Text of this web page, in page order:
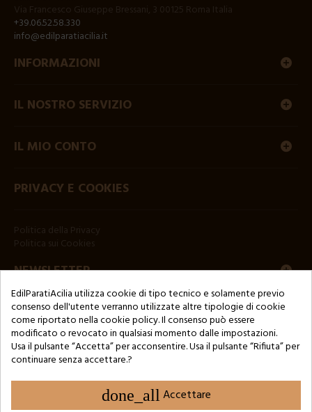
+39.06.52.58.330
info@edilparatiacilia.it
INFORMAZIONI
IL NOSTRO SERVIZIO
IL MIO CONTO
PRIVACY E COOKIES
NEWSLETTER
Copyright © 2024 by 3Enne s.r.l.s. P.IVA/C.F.: 13466181008
Numero di iscrizione REA: RM-1449325 - Registro delle Imprese di
Roma
Website Developed by M.Borzacchini - TestSide
EdilParatiAcilia utilizza cookie di tipo tecnico e solamente previo
consenso dell'utente verranno utilizzate altre tipologie di cookie
come riportato nella cookie policy. Il consenso può essere
modificato o revocato in qualsiasi momento dalle impostazioni.
Usa il pulsante “Accetta” per acconsentire. Usa il pulsante “Rifiuta” per
continuare senza accettare.?
done_all Accettare